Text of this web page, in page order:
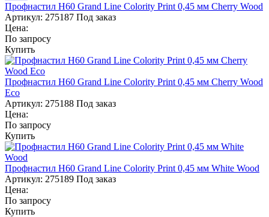
Профнастил Н60 Grand Line Colority Print 0,45 мм Cherry Wood
Артикул: 275187 Под заказ
Цена:
По запросу
Купить
Профнастил Н60 Grand Line Colority Print 0,45 мм Cherry Wood
Eco
Артикул: 275188 Под заказ
Цена:
По запросу
Купить
Профнастил Н60 Grand Line Colority Print 0,45 мм White Wood
Артикул: 275189 Под заказ
Цена:
По запросу
Купить